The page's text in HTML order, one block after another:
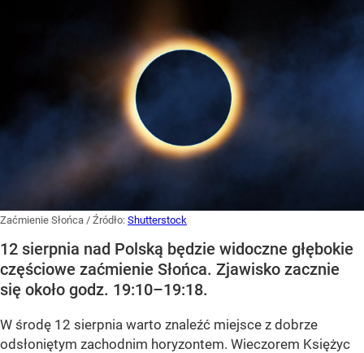
Zaćmienie Słońca / Źródło: Shutterstock
12 sierpnia nad Polską będzie widoczne głębokie
częściowe zaćmienie Słońca. Zjawisko zacznie
się około godz. 19:10–19:18.
W środę 12 sierpnia warto znaleźć miejsce z dobrze
odsłoniętym zachodnim horyzontem. Wieczorem Księżyc